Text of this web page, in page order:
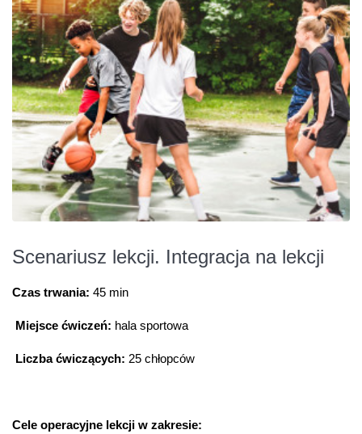
Scenariusz lekcji. Integracja na lekcji
Czas trwania: 45 min
Miejsce ćwiczeń: hala sportowa
Liczba ćwiczących: 25 chłopców
Cele operacyjne lekcji w zakresie: